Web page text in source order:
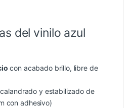
del vinilo azul
con acabado brillo, libre de
y estabilizado de
con adhesivo)